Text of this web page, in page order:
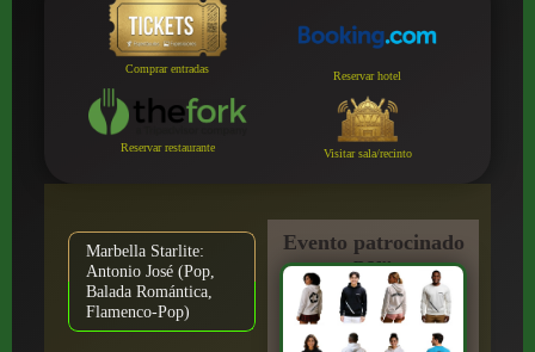
Comprar entradas
Reservar hotel
Reservar restaurante Visitar sala/recinto
Marbella Starlite:
Antonio José (Pop,
Balada Romántica,
Flamenco-Pop)
Evento patrocinado
por: